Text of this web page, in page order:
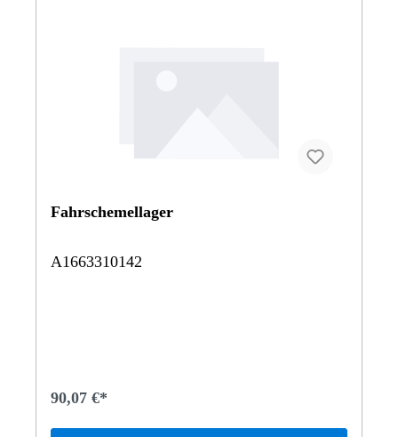
Fahrschemellager
A1663310142
90,07 €*